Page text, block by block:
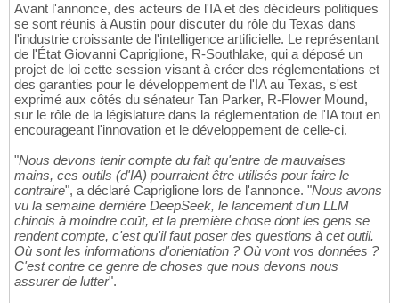
Avant l'annonce, des acteurs de l'IA et des décideurs politiques
se sont réunis à Austin pour discuter du rôle du Texas dans
l'industrie croissante de l'intelligence artificielle. Le représentant
de l'État Giovanni Capriglione, R-Southlake, qui a déposé un
projet de loi cette session visant à créer des réglementations et
des garanties pour le développement de l'IA au Texas, s'est
exprimé aux côtés du sénateur Tan Parker, R-Flower Mound,
sur le rôle de la législature dans la réglementation de l'IA tout en
encourageant l'innovation et le développement de celle-ci.
"Nous devons tenir compte du fait qu'entre de mauvaises
mains, ces outils (d'IA) pourraient être utilisés pour faire le
contraire", a déclaré Capriglione lors de l'annonce. "Nous avons
vu la semaine dernière DeepSeek, le lancement d'un LLM
chinois à moindre coût, et la première chose dont les gens se
rendent compte, c'est qu'il faut poser des questions à cet outil.
Où sont les informations d'orientation ? Où vont vos données ?
C'est contre ce genre de choses que nous devons nous
assurer de lutter".